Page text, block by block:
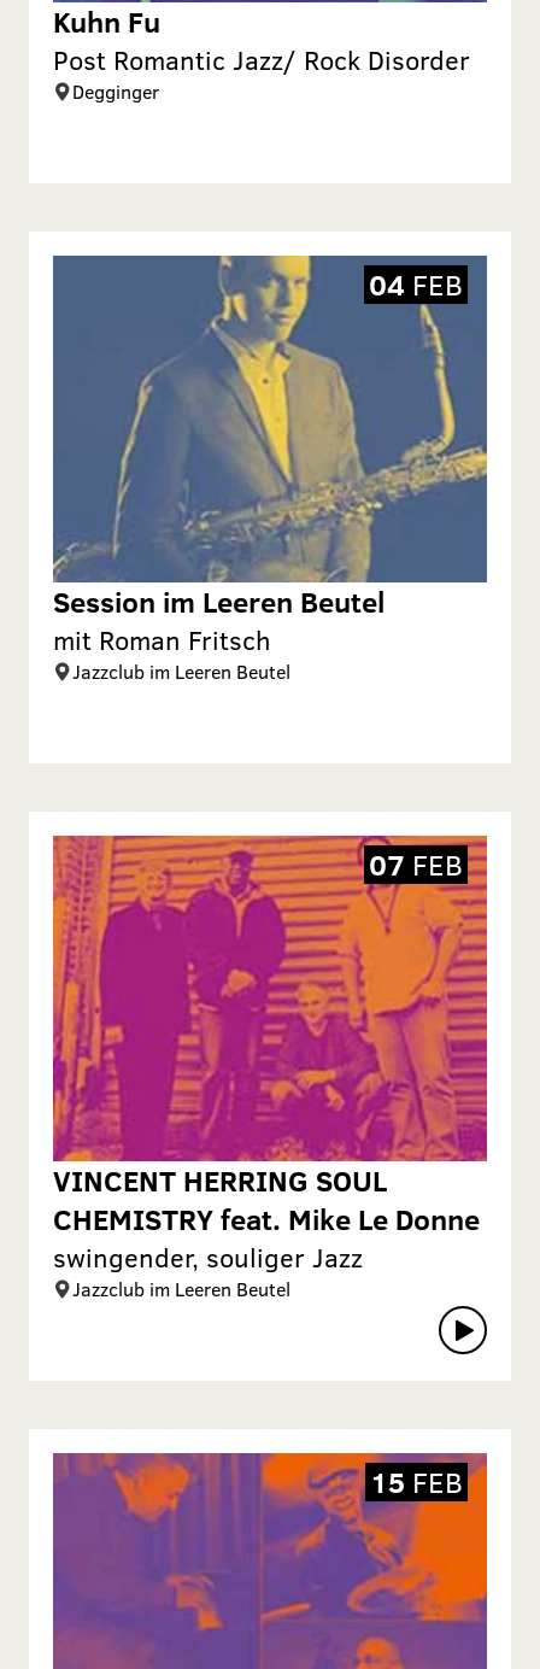
Kuhn Fu
Post Romantic Jazz/ Rock Disorder
Degginger
Session im Leeren Beutel
mit Roman Fritsch
Jazzclub im Leeren Beutel
04 FEB
VINCENT HERRING SOUL
CHEMISTRY feat. Mike Le Donne
swingender, souliger Jazz
Jazzclub im Leeren Beutel
07 FEB
15 FEB